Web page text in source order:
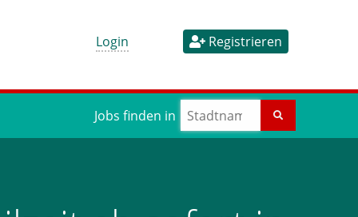
Login Registrieren
Jobs finden in